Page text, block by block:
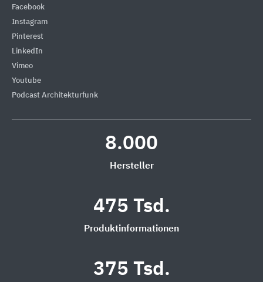
Facebook
Instagram
Pinterest
LinkedIn
Vimeo
Youtube
Podcast Architekturfunk
8.000
Hersteller
475 Tsd.
Produktinformationen
375 Tsd.